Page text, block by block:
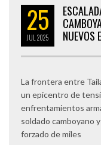
25
JUL 2025
NUEVOS
La frontera entre
un epicentro de
enfrentamientos
soldado camboyano
forzado de miles